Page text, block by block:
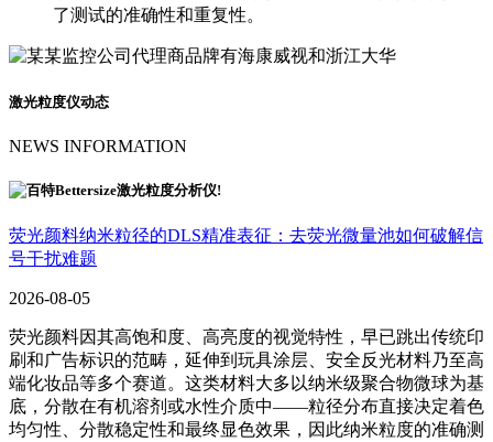
了测试的准确性和重复性。
激光粒度仪动态
NEWS INFORMATION
荧光颜料纳米粒径的DLS精准表征：去荧光微量池如何破解信
号干扰难题
2026-08-05
荧光颜料因其高饱和度、高亮度的视觉特性，早已跳出传统印
刷和广告标识的范畴，延伸到玩具涂层、安全反光材料乃至高
端化妆品等多个赛道。这类材料大多以纳米级聚合物微球为基
底，分散在有机溶剂或水性介质中——粒径分布直接决定着色
均匀性、分散稳定性和最终显色效果，因此纳米粒度的准确测